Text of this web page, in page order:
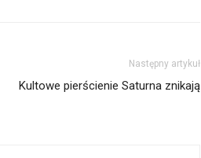
Następny artykuł
Kultowe pierścienie Saturna znikają